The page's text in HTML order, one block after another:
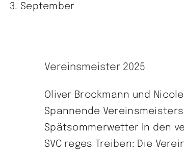
September
Vereinsmeister 2025
Oliver Brockmann und
Spannende
Spätsommerwetter In den
SVC reges Treiben: Die